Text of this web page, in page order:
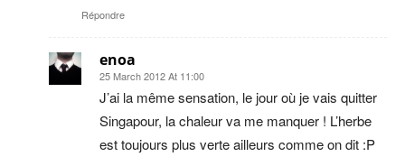
Répondre
enoa
25 March 2012 At 11:00
J’ai la même sensation, le jour où je vais quitter
Singapour, la chaleur va me manquer ! L’herbe
est toujours plus verte ailleurs comme on dit :P